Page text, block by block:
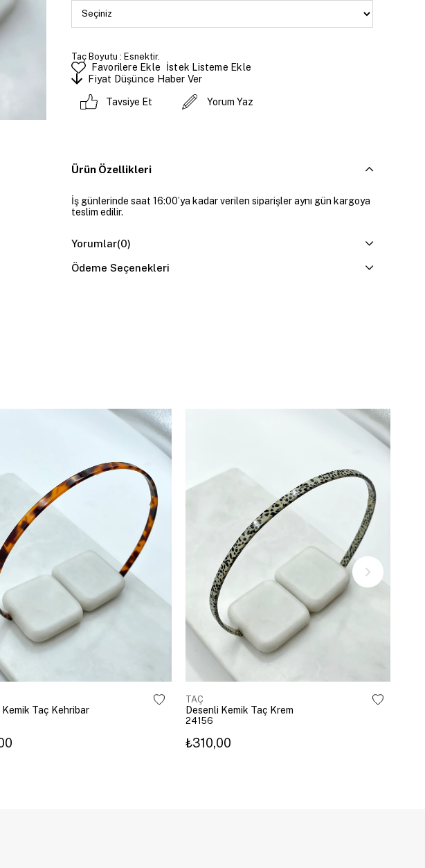
Taç Boyutu : Esnektir.
Favorilere Ekle
İstek Listeme Ekle
Fiyat Düşünce Haber Ver
Tavsiye Et Yorum Yaz
Ürün Özellikleri
İş günlerinde saat 16:00’ya kadar verilen siparişler aynı gün kargoya
teslim edilir.
Yorumlar(0)
Ödeme Seçenekleri
Kemik Taç Kehribar
TAÇ
Desenli Kemik Taç Krem
24156
₺310,00